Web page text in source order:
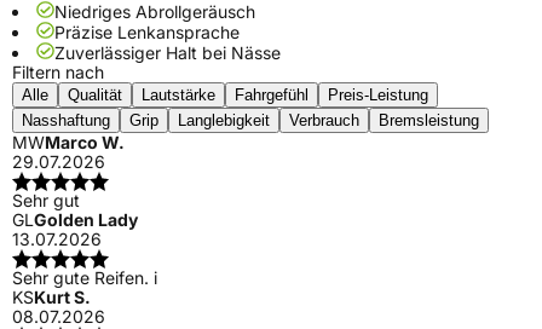
Niedriges Abrollgeräusch
Präzise Lenkansprache
Zuverlässiger Halt bei Nässe
Filtern nach
Alle Qualität Lautstärke Fahrgefühl
Preis-Leistung
Nasshaftung
Grip Langlebigkeit Verbrauch Bremsleistung
MWMarco W.
29.07.2026
Sehr gut
GLGolden Lady
13.07.2026
Sehr gute Reifen. i
KSKurt S.
08.07.2026